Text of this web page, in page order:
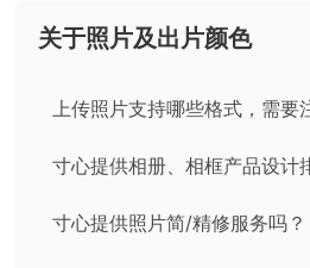
关于照片及出片颜色
上传照片支持哪些格式，需要
寸心提供相册、相框产品设计
寸心提供照片简/精修服务吗？